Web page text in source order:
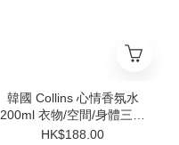
韓國 Collins 心情香氛水
200ml 衣物/空間/身體三合
一除臭噴霧」
HK$188.00